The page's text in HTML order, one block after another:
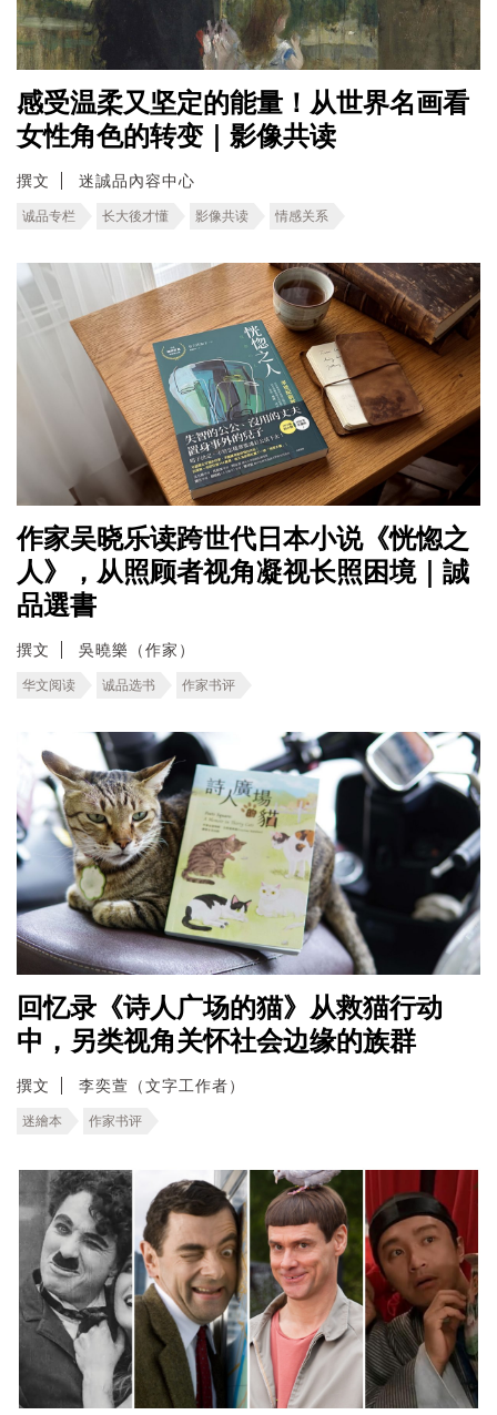
感受温柔又坚定的能量！从世界名画看
女性角色的转变｜影像共读
撰文 迷誠品內容中心
诚品专栏 长大後才懂 影像共读 情感关系
作家吴晓乐读跨世代日本小说《恍惚之
人》，从照顾者视角凝视长照困境｜誠
品選書
撰文 吳曉樂（作家）
华文阅读 诚品选书 作家书评
回忆录《诗人广场的猫》从救猫行动
中，另类视角关怀社会边缘的族群
撰文 李奕萱（文字工作者）
迷繪本 作家书评